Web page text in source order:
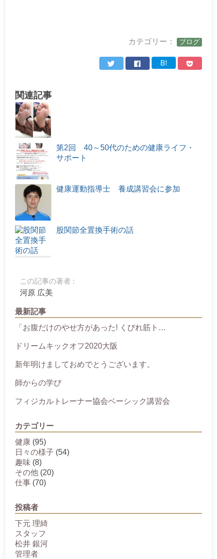
カテゴリー： ブログ
B!
関連記事
第2回 40～50代のための健康ライフ・
サポート
健康運動指導士 養成講習会に参加
股関節全置換手術の話
この記事の著者 :
河原 広美
最新記事
「お腹だけのやせ方があった! くびれ筋ト…
ドリームキックオフ2020大阪
新年明けましておめでとうございます。
師からの学び
フィジカルトレーナー協会ベーシック講習会
カテゴリー
健康 (95)
日々の様子 (54)
趣味 (8)
その他 (20)
仕事 (70)
投稿者
下元 理綺
スタッフ
松井 銀河
管理者